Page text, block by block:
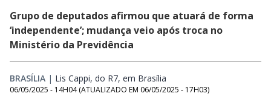
Grupo de deputados afirmou que atuará de forma
‘independente’; mudança veio após troca no
Ministério da Previdência
BRASÍLIA | Lis Cappi, do R7, em Brasília
06/05/2025 - 14H04 (ATUALIZADO EM 06/05/2025 - 17H03)